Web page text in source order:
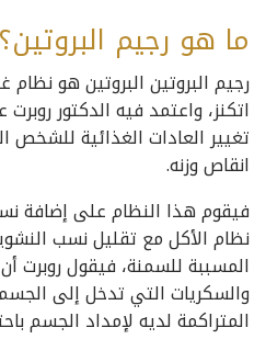
ما هو رجيم البروتين؟
رجيم البروتين البروتين هو
اتكنز، واعتمد فيه الدكتور
تغيير العادات الغذائية
انقاص وزنه.
فيقوم هذا النظام على إضافة
نظام الأكل مع تقليل نسب
المسببة للسمنة، فيقول روبرت
والسكريات التي تدخل إلى
المتراكمة لديه لإمداد الجسم